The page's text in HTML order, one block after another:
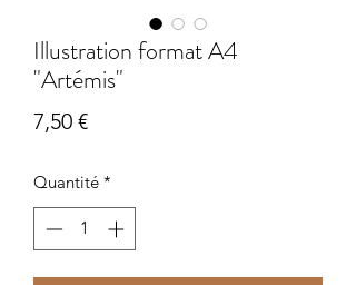
Illustration format A4
"Artémis"
7,50 €Prix
Quantité *